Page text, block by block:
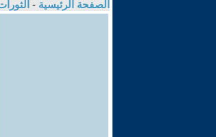
الصفحة الرئيسية -